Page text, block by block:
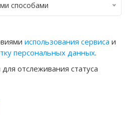
способами
использования сервиса и
персональных данных.
отслеживания статуса